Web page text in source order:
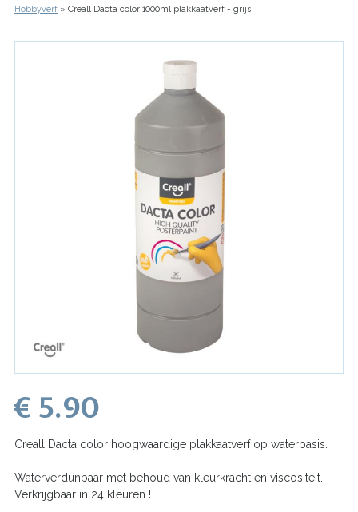
Kruimelpad
Hobbyverf
Creall Dacta color 1000ml plakkaatverf - grijs
€ 5.90
Creall Dacta color hoogwaardige plakkaatverf op waterbasis.
Waterverdunbaar met behoud van kleurkracht en viscositeit.
Verkrijgbaar in 24 kleuren !